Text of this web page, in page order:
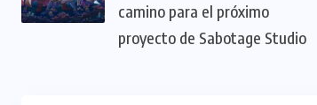
camino para el próximo
proyecto de Sabotage Studio